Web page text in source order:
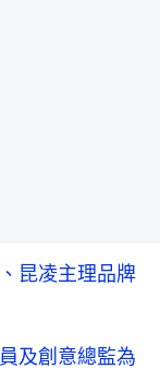
昆凌主理品牌
及創意總監為